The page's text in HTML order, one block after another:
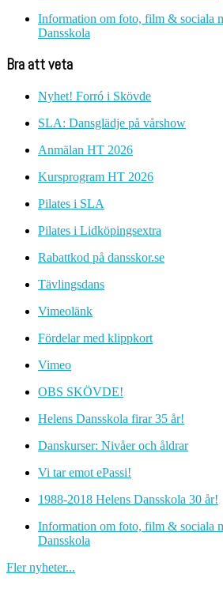
Information om foto, film & sociala
Dansskola
Bra att veta
Nyhet! Forró i Skövde
SLA: Dansglädje på vårshow
Anmälan HT 2026
Kursprogram HT 2026
Pilates i SLA
Pilates i Lidköpingsextra
Rabattkod på dansskor.se
Tävlingsdans
Vimeolänk
Fördelar med klippkort
Vimeo
OBS SKÖVDE!
Helens Dansskola firar 35 år!
Danskurser: Nivåer och åldrar
Vi tar emot ePassi!
1988-2018 Helens Dansskola 30 år!
Information om foto, film & sociala
Dansskola
Fler nyheter...